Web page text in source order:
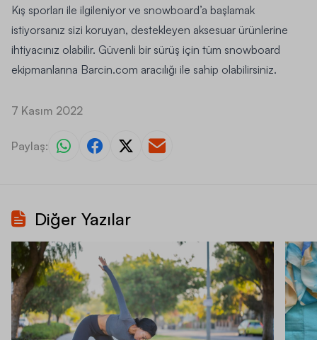
Kış sporları ile ilgileniyor ve snowboard’a başlamak
istiyorsanız sizi koruyan, destekleyen aksesuar ürünlerine
ihtiyacınız olabilir. Güvenli bir sürüş için tüm snowboard
ekipmanlarına Barcin.com aracılığı ile sahip olabilirsiniz.
7 Kasım 2022
Paylaş:
Diğer Yazılar